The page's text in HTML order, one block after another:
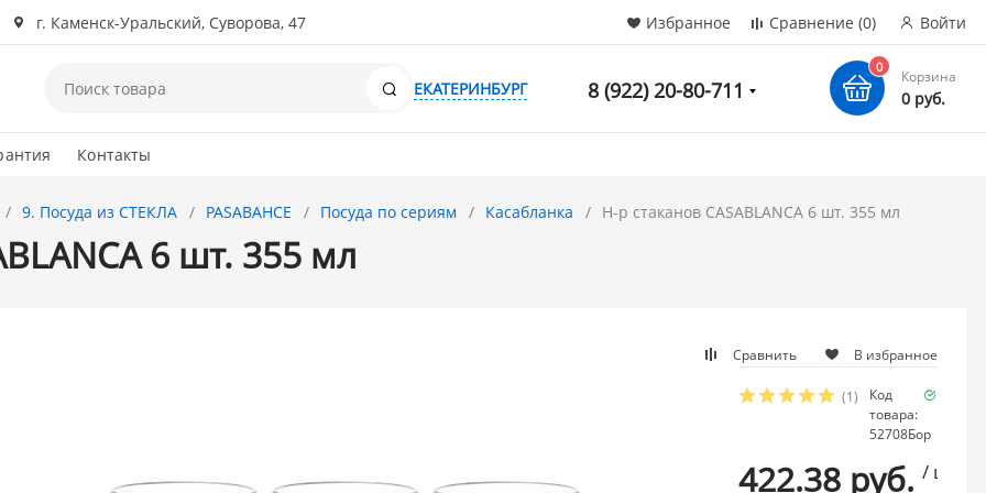
г. Каменск-Уральский, Суворова, 47 Избранное Сравнение (0) Войти
Поиск
ЕКАТЕРИНБУРГ 8 (922) 20-80-711
0
Корзина
0 руб.
Контакты
9. Посуда из СТЕКЛА PASABAHCE Посуда по сериям Касабланка Н-р стаканов CASABLANCA 6 шт. 355 мл
6 шт. 355 мл
Сравнить В избранное
(1)
Код
товара:
52708Бор
422.38 руб. / шт.